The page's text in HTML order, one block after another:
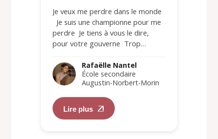
Je veux me perdre dans le monde
Je suis une championne pour me
perdre Je tiens à vous le dire,
pour votre gouverne Trop…
Rafaëlle Nantel
École secondaire
Augustin-Norbert-Morin
Lire plus